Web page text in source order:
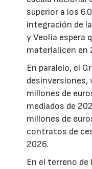
superior a los
integración de
y Veolia espera
materialicen en
En paralelo, el
desinversiones,
millones de
mediados de
millones de
contratos de
2026.
En el terreno